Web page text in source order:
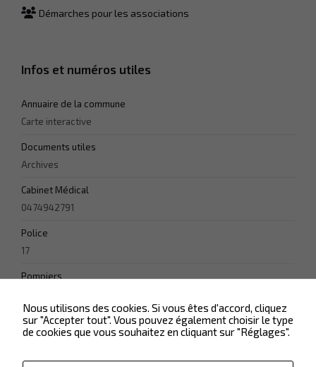
Démarches pour les associations
Infos et numéros utiles
Annuaire de la commune
Carte interactive
Documents utiles
Archives
Cabinet Médical
0474942791
Police
17
Pompiers
Nous utilisons des cookies. Si vous êtes d'accord, cliquez
sur "Accepter tout". Vous pouvez également choisir le type
de cookies que vous souhaitez en cliquant sur "Réglages".